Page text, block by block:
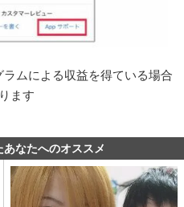
ムによる収益を得ている場合
ます
なたへのオススメ